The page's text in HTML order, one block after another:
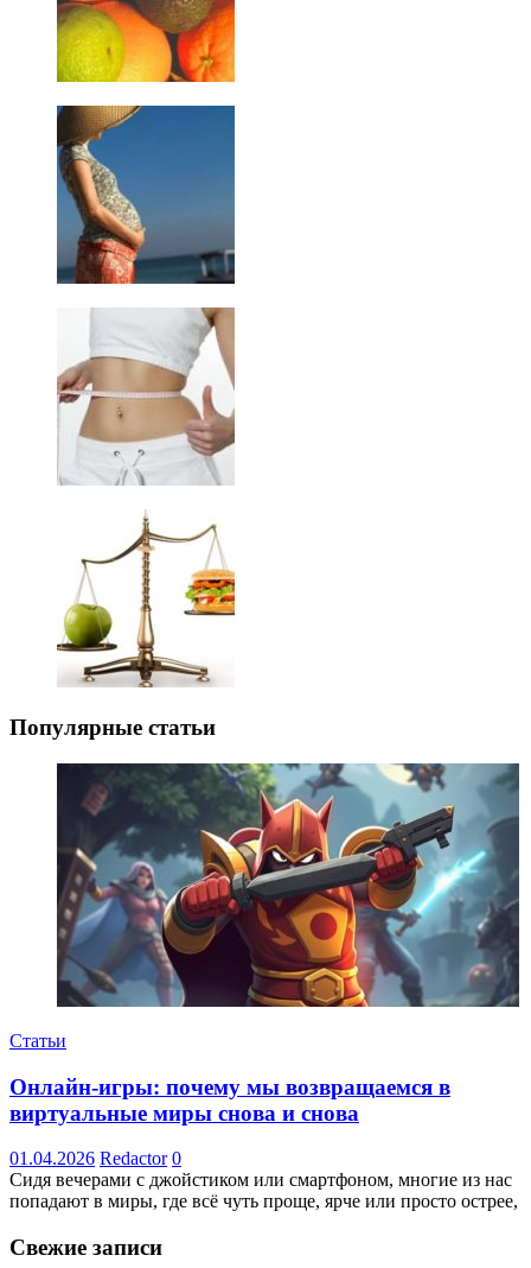
Популярные статьи
Статьи
Онлайн-игры: почему мы возвращаемся в
виртуальные миры снова и снова
01.04.2026 Redactor 0
Сидя вечерами с джойстиком или смартфоном, многие из нас
попадают в миры, где всё чуть проще, ярче или просто острее,
Свежие записи